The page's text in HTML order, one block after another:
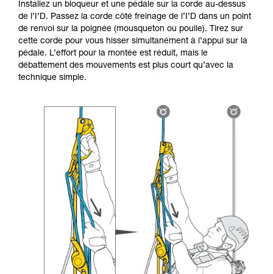
Installez un bloqueur et une pédale sur la corde au-dessus
de l’I’D. Passez la corde côté freinage de l’I’D dans un point
de renvoi sur la poignée (mousqueton ou poulie). Tirez sur
cette corde pour vous hisser simultanément à l’appui sur la
pédale. L’effort pour la montée est réduit, mais le
débattement des mouvements est plus court qu’avec la
technique simple.